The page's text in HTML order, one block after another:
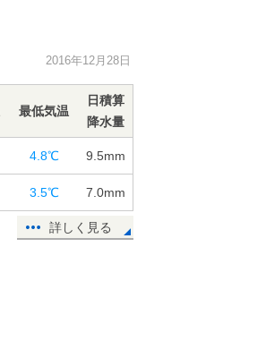
2016年12月28日
最低気温
日積算
降水量
4.8℃ 9.5mm
3.5℃ 7.0mm
詳しく見る